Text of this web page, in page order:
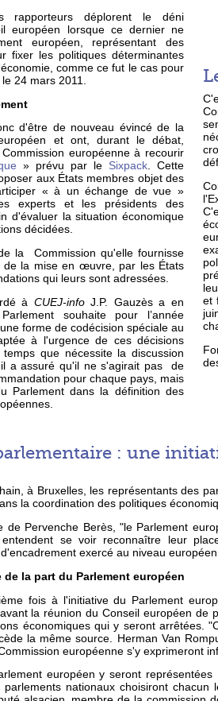
rapporteurs déplorent le déni
européen lorsque ce dernier ne
européen, représentant des
fixer les politiques déterminantes
comme ce fut le cas pour
24 mars 2011.
d'être de nouveau évincé de la
et ont, durant le débat,
européenne à recourir
» prévu par le Sixpack. Cette
aux États membres objet des
« à un échange de vue »
experts et les présidents des
d'évaluer la situation économique
décidées.
la Commission qu'elle fournisse
la mise en œuvre, par les États
qui leurs sont adressées.
à CUEJ-infoJ.P. Gauzès a en
souhaite pour l’année
forme de codécision spéciale au
à l'urgence de ces décisions
que nécessite la discussion
a assuré qu'il ne s'agirait pas de
pour chaque pays, mais
Parlement dans la définition des
et
: une
à Bruxelles, les représentants des
la coordination des politiques
de Pervenche Berès, "le Parlement
se voir reconnaître leur
exercé au niveau
la part du Parlement européen
fois à l'initiative du Parlement
la réunion du Conseil européen
économiques qui y seront arrêtées.
la même source. Herman Van
européenne s'y exprimeront
européen y seront
nationaux choisiront